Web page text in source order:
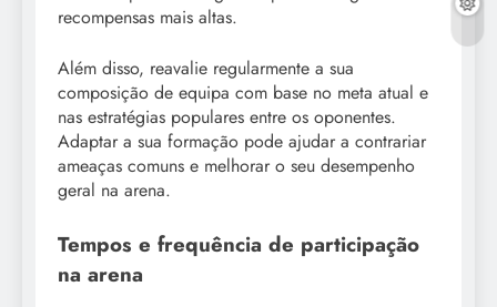
recompensas mais altas.
Além disso, reavalie regularmente a sua
composição de equipa com base no meta atual e
nas estratégias populares entre os oponentes.
Adaptar a sua formação pode ajudar a contrariar
ameaças comuns e melhorar o seu desempenho
geral na arena.
Tempos e frequência de participação
na arena